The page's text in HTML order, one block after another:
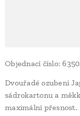
Objednací číslo:
Dvouřadé ozubení
sádrokartonu a
maximální přesnost.